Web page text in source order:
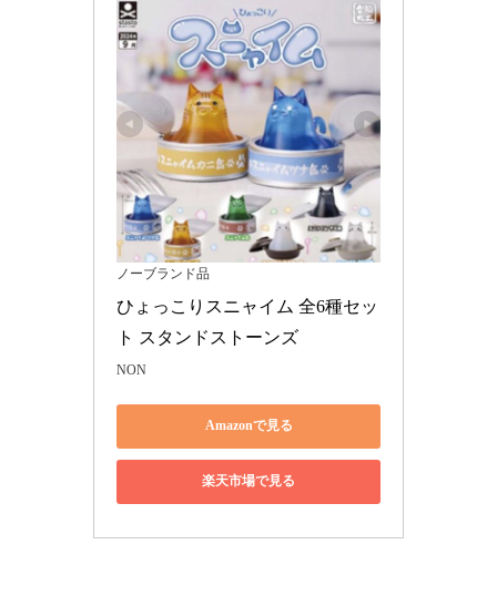
ノーブランド品
ひょっこりスニャイム 全6種セッ
ト スタンドストーンズ
NON
Amazonで見る
楽天市場で見る